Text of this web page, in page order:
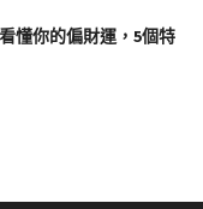
懂你的偏財運，5個特